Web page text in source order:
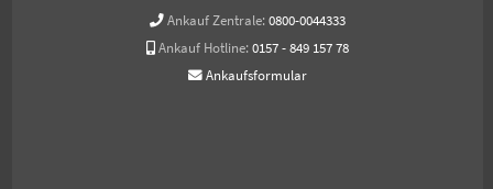
Ankauf Zentrale: 0800-0044333
Ankauf Hotline: 0157 - 849 157 78
Ankaufsformular